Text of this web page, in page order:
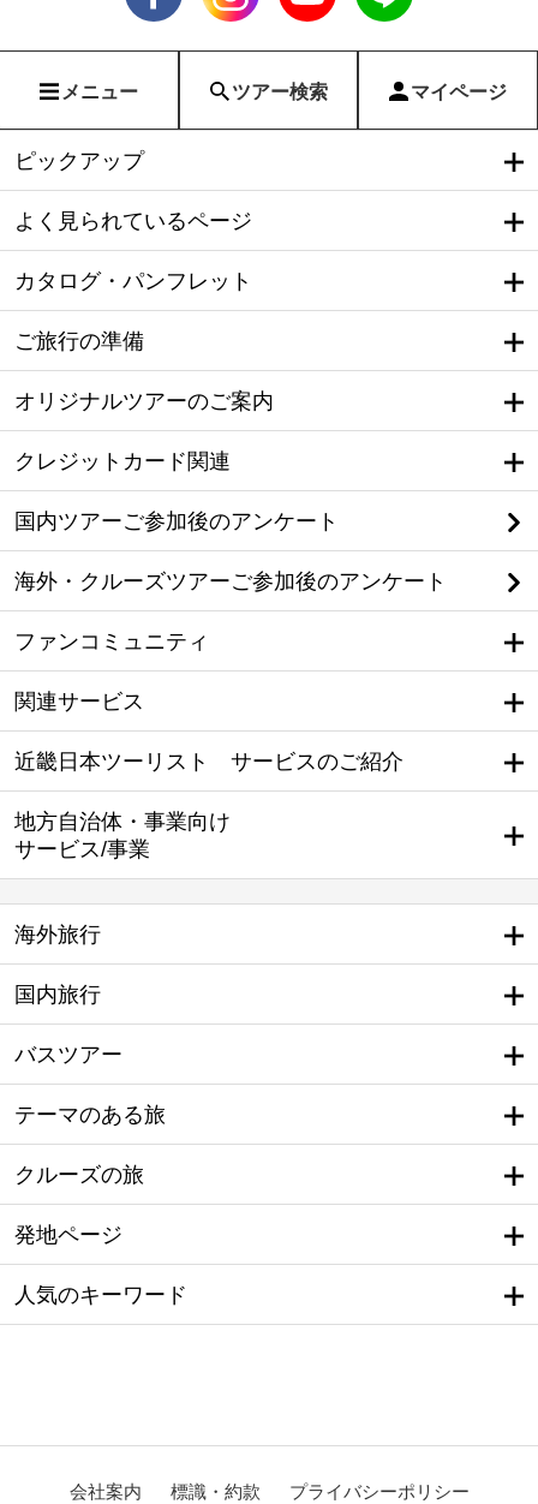
メニュー ツアー検索 マイページ
ピックアップ
よく見られているページ
カタログ・パンフレット
ご旅行の準備
オリジナルツアーのご案内
クレジットカード関連
国内ツアーご参加後のアンケート
海外・クルーズツアーご参加後のアンケート
ファンコミュニティ
関連サービス
近畿日本ツーリスト サービスのご紹介
地方自治体・事業向け
サービス/事業
海外旅行
国内旅行
バスツアー
テーマのある旅
クルーズの旅
発地ページ
人気のキーワード
会社案内 標識・約款 プライバシーポリシー